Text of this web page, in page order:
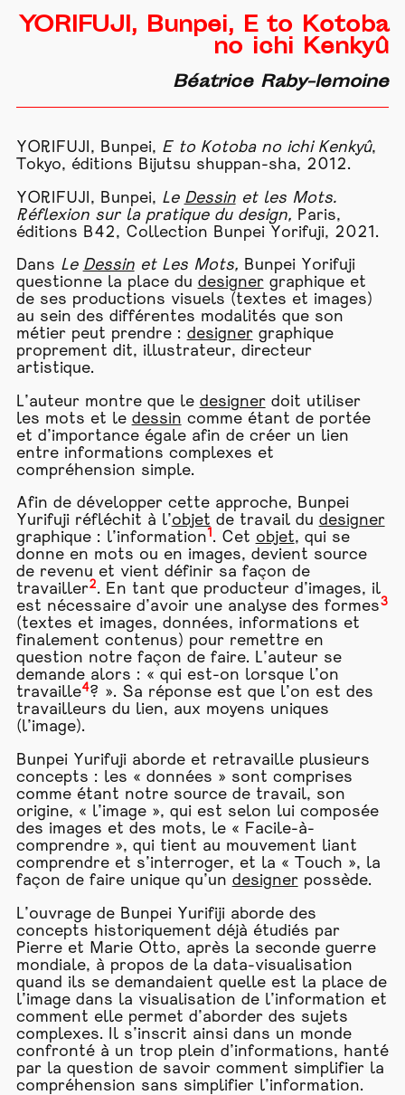
YORIFUJI, Bunpei, E to Kotoba no ichi Kenkyû,
Tokyo, éditions Bijutsu shuppan-sha, 2012.
YORIFUJI, Bunpei, Le Dessinet les Mots.
Réflexion sur la pratique du design, Paris,
éditions B42, Collection Bunpei Yorifuji, 2021.
Dans Le Dessinet Les Mots, Bunpei Yorifuji
questionne la place du designergraphique et
de ses productions visuels (textes et images)
au sein des différentes modalités que son
métier peut prendre : designergraphique
proprement dit, illustrateur, directeur
artistique.
L’auteur montre que le designerdoit utiliser
les mots et le dessin comme étant de portée
et d’importance égale afin de créer un lien
entre informations complexes et
compréhension simple.
Afin de développer cette approche, Bunpei
Yurifuji réfléchit à l’objet de travail du designer
graphique : l’information1 . Cet objet, qui se
donne en mots ou en images, devient source
de revenu et vient définir sa façon de
travailler2. En tant que producteur d’images, il
est nécessaire d’avoir une analyse des formes3
(textes et images, données, informations et
finalement contenus) pour remettre en
question notre façon de faire. L’auteur se
demande alors : « qui est-on lorsque l’on
travaille4? ». Sa réponse est que l’on est des
travailleurs du lien, aux moyens uniques
(l’image).
Bunpei Yurifuji aborde et retravaille plusieurs
concepts : les « données » sont comprises
comme étant notre source de travail, son
origine, « l’image », qui est selon lui composée
des images et des mots, le « Facile-à-
comprendre », qui tient au mouvement liant
comprendre et s’interroger, et la « Touch », la
façon de faire unique qu’un designerpossède.
L’ouvrage de Bunpei Yurifiji aborde des
concepts historiquement déjà étudiés par
Pierre et Marie Otto, après la seconde guerre
mondiale, à propos de la data-visualisation
quand ils se demandaient quelle est la place de
l’image dans la visualisation de l’information et
comment elle permet d’aborder des sujets
complexes. Il s’inscrit ainsi dans un monde
confronté à un trop plein d’informations, hanté
par la question de savoir comment simplifier la
compréhension sans simplifier l’information.
YORIFUJI, Bunpei, E to Kotoba
no ichi Kenkyû
Béatrice Raby-lemoine